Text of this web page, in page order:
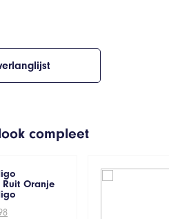
compleet
Oranje
Huidige